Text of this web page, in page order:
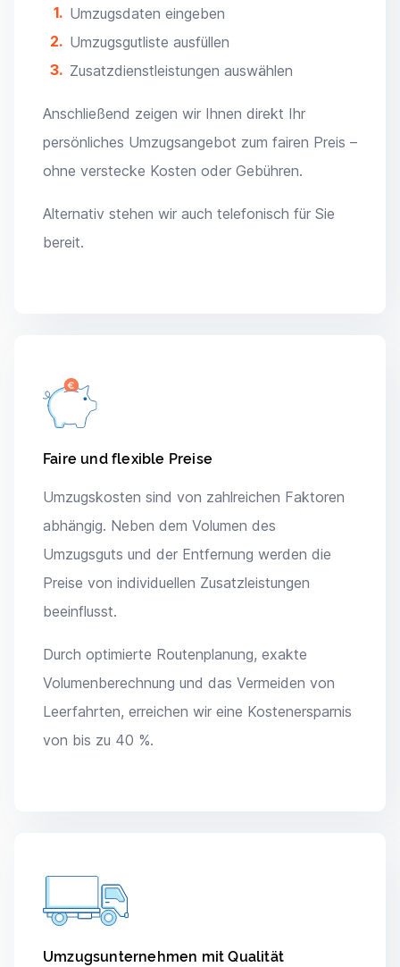
Umzugsdaten eingeben
Umzugsgutliste ausfüllen
Zusatzdienstleistungen auswählen
Anschließend zeigen wir Ihnen direkt Ihr
persönliches Umzugsangebot zum fairen Preis –
ohne verstecke Kosten oder Gebühren.
Alternativ stehen wir auch telefonisch für Sie
bereit.
Faire und flexible Preise
Umzugskosten sind von zahlreichen Faktoren
abhängig. Neben dem Volumen des
Umzugsguts und der Entfernung werden die
Preise von individuellen Zusatzleistungen
beeinflusst.
Durch optimierte Routenplanung, exakte
Volumenberechnung und das Vermeiden von
Leerfahrten, erreichen wir eine Kostenersparnis
von bis zu 40 %.
Umzugsunternehmen mit Qualität